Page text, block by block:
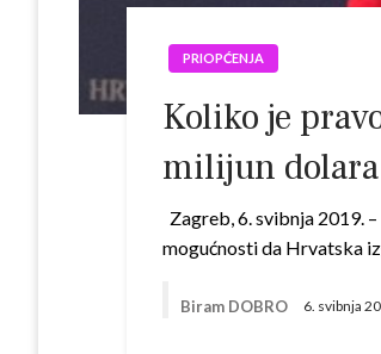
PRIOPĆENJA
Koliko je
milijun dolara
Zagreb, 6. svibnja 2019.
mogućnosti da Hrvatska
Biram DOBRO 6. svibnja